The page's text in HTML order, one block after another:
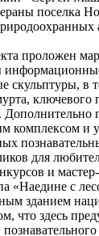
поселка
проложен
скульптуры, в
ключевого
комплексом и
для
и
«Наедине с
зданием
что здесь